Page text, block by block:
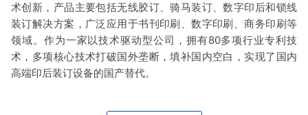
术创新，产品主要包括无线胶订、骑马装订、数字印后和锁线
装订解决方案，广泛应用于书刊印刷、数字印刷、商务印刷等
领域。作为一家以技术驱动型公司，拥有80多项行业专利技
术，多项核心技术打破国外垄断，填补国内空白，实现了国内
高端印后装订设备的国产替代。